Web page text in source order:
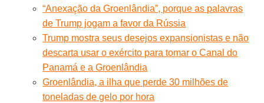
“Anexação da Groenlândia”, porque as palavras
de Trump jogam a favor da Rússia
Trump mostra seus desejos expansionistas e não
descarta usar o exército para tomar o Canal do
Panamá e a Groenlândia
Groenlândia, a ilha que perde 30 milhões de
toneladas de gelo por hora